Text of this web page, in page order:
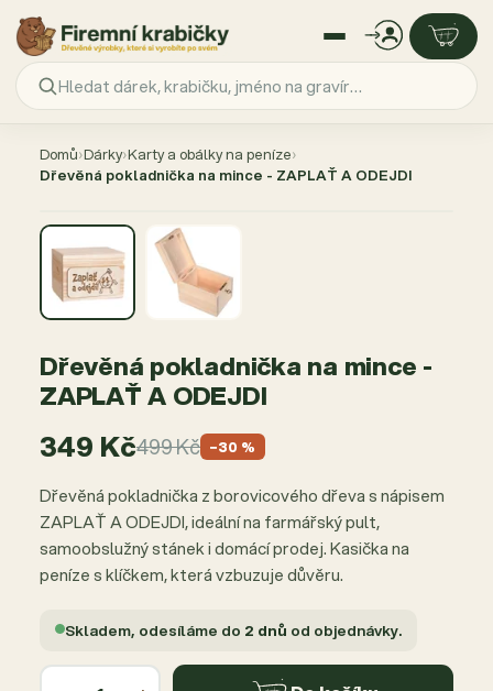
obsah
Domů›Dárky›Karty a obálky na peníze›
Dřevěná pokladnička na mince - ZAPLAŤ A ODEJDI
Dřevěná pokladnička na mince -
ZAPLAŤ A ODEJDI
349 Kč499 Kč −30 %
Dřevěná pokladnička z borovicového dřeva s nápisem
ZAPLAŤ A ODEJDI, ideální na farmářský pult,
samoobslužný stánek i domácí prodej. Kasička na
peníze s klíčkem, která vzbuzuje důvěru.
Skladem, odesíláme do 2 dnů od objednávky.